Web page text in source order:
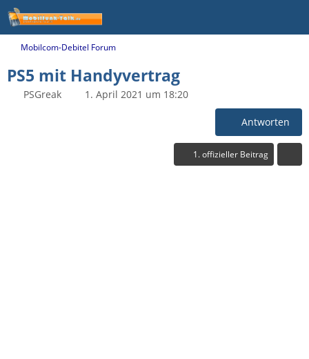
Mobilcom-Debitel Forum
PS5 mit Handyvertrag
PSGreak 1. April 2021 um 18:20
Antworten
1. offizieller Beitrag